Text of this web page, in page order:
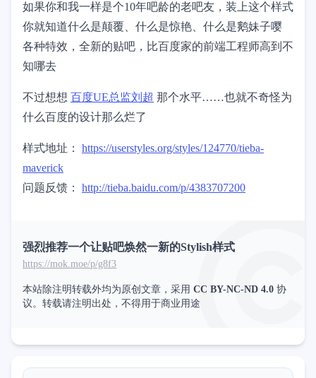
如果你和我一样是个10年吧龄的老吧友，装上这个样式
你就知道什么是颠覆、什么是惊艳、什么是鹅妹子嘤
各种特效，全新的贴吧，比百度家的前端工程师高到不
知哪去
不过想想 百度UE总监刘超 那个水平……也就不奇怪为
什么百度的设计那么烂了
样式地址：
https://userstyles.org/styles/124770/tieba-
maverick
问题反馈：
http://tieba.baidu.com/p/4383707200
强烈推荐一个让贴吧焕然一新的Stylish样式
https://mok.moe/p/g8f3
本站除注明转载外均为原创文章，采用 CC BY-NC-ND 4.0 协
议。转载请注明出处，不得用于商业用途